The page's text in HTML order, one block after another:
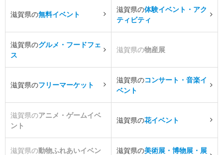
滋賀県の無料イベント
滋賀県の体験イベント・アク
ティビティ
滋賀県のグルメ・フードフェ
ス
滋賀県の物産展
滋賀県のフリーマーケット
滋賀県のコンサート・音楽イ
ベント
滋賀県のアニメ・ゲームイベ
ント
滋賀県の花イベント
滋賀県の動物ふれあいイベン 滋賀県の美術展・博物展・展